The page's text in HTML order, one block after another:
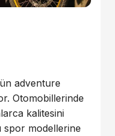
adventure
Otomobillerinde
kalitesini
spor modellerine